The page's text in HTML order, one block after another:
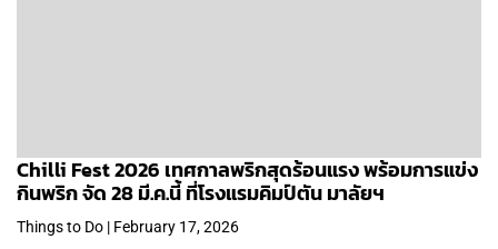
Chilli Fest 2026 เทศกาลพริกสุดร้อนแรง พร้อมการแข่ง
กินพริก จัด 28 มี.ค.นี้ ที่โรงแรมคิมป์ตัน มาลัยฯ
Things to Do | February 17, 2026